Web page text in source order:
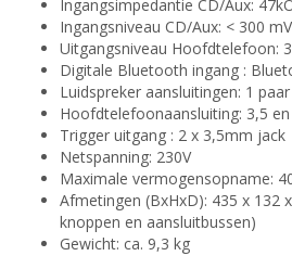
Ingangsimpedantie CD/Aux:
Ingangsniveau CD/Aux: < 300 mV
Uitgangsniveau Hoofdtelefoon:
Digitale Bluetooth ingang :
Luidspreker aansluitingen: 1
Hoofdtelefoonaansluiting: 3,5
Trigger uitgang : 2 x 3,5mm jack
Netspanning: 230V
Maximale vermogensopname:
Afmetingen (BxHxD): 435 x 132
knoppen en aansluitbussen)
Gewicht: ca. 9,3 kg